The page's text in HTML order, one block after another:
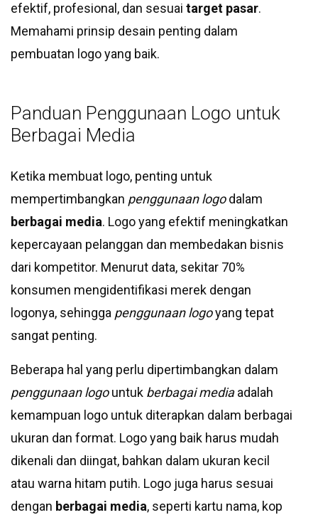
efektif, profesional, dan sesuai target pasar.
Memahami prinsip desain penting dalam
pembuatan logo yang baik.
Panduan Penggunaan Logo untuk
Berbagai Media
Ketika membuat logo, penting untuk
mempertimbangkan penggunaan logodalam
berbagai media. Logo yang efektif meningkatkan
kepercayaan pelanggan dan membedakan bisnis
dari kompetitor. Menurut data, sekitar 70%
konsumen mengidentifikasi merek dengan
logonya, sehingga penggunaan logoyang tepat
sangat penting.
Beberapa hal yang perlu dipertimbangkan dalam
penggunaan logountuk berbagai mediaadalah
kemampuan logo untuk diterapkan dalam berbagai
ukuran dan format. Logo yang baik harus mudah
dikenali dan diingat, bahkan dalam ukuran kecil
atau warna hitam putih. Logo juga harus sesuai
dengan berbagai media, seperti kartu nama, kop